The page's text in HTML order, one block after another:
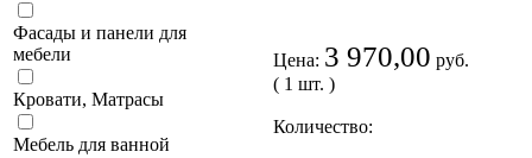
Фасады и панели для
мебели
Кровати, Матрасы
Мебель для ванной
Цена: 3 970,00 руб.
( 1 шт. )
Количество: